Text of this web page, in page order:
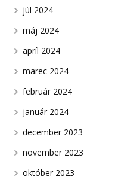
júl 2024
máj 2024
apríl 2024
marec 2024
február 2024
január 2024
december 2023
november 2023
október 2023